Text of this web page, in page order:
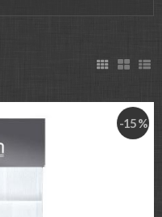
-15 %